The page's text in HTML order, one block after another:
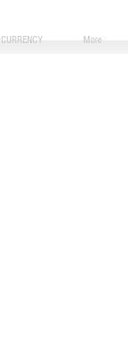
CURRENCY More